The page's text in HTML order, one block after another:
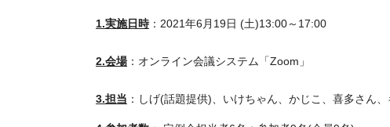
1.実施日時：2021年6月19日 (土)13:00～17:00
2.会場：オンライン会議システム「Zoom」
3.担当 ：しげ(話題提供)、いけちゃん、かじこ、喜多さん